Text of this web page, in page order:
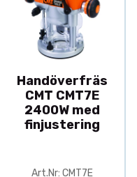
Handöverfräs
CMT CMT7E
2400W med
finjustering
Art.Nr: CMT7E